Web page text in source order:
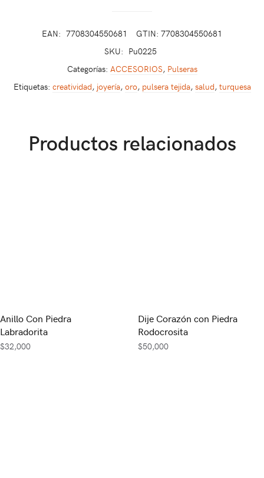
EAN: 7708304550681
GTIN: 7708304550681
SKU: Pu0225
Categorías: ACCESORIOS, Pulseras
Etiquetas: creatividad, joyería, oro, pulsera tejida, salud, turquesa
Productos relacionados
Anillo Con Piedra
Labradorita
$32,000
Dije Corazón con Piedra
Rodocrosita
$50,000